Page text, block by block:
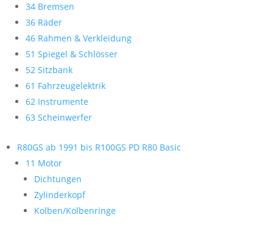
34 Bremsen
36 Räder
46 Rahmen & Verkleidung
51 Spiegel & Schlösser
52 Sitzbank
61 Fahrzeugelektrik
62 Instrumente
63 Scheinwerfer
R80GS ab 1991 bis R100GS PD R80 Basic
11 Motor
Dichtungen
Zylinderkopf
Kolben/Kolbenringe